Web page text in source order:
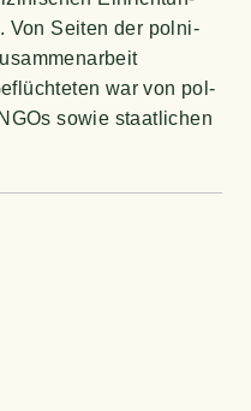
Von Sei­ten der pol­ni­
war von pol­
sowie staat­li­chen